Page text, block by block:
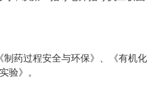
制药过程安全与环保》、《有机化
验》。